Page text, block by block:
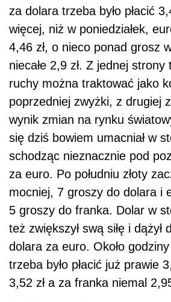
za dolara trzeba było płacić
więcej, niż w poniedziałek,
4,46 zł, o nieco ponad grosz
niecałe 2,9 zł. Z jednej strony
ruchy można traktować jako
poprzedniej zwyżki, z drugiej
wynik zmian na rynku
się dziś bowiem umacniał w
schodząc nieznacznie pod
za euro. Po południu złoty
mocniej, 7 groszy do dolara i
5 groszy do franka. Dolar w
też zwiększył swą siłę i
dolara za euro. Około
trzeba było płacić już prawie
3,52 zł a za franka niemal